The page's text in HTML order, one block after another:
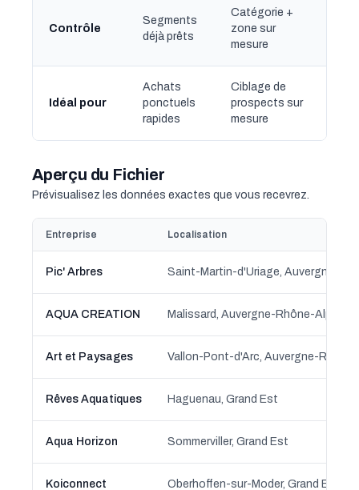
Contrôle
Segments
déjà prêts
Catégorie +
zone sur
mesure
Idéal pour
Achats
ponctuels
rapides
Ciblage de
prospects sur
mesure
Aperçu du Fichier
Prévisualisez les données exactes que vous recevrez.
Entreprise Localisation
Pic' Arbres
AQUA CREATION Malissard, Auvergne-Rhône-Alpes
Art et Paysages Vallon-Pont-d'Arc, Auvergne-
Rêves Aquatiques Haguenau, Grand Est
Aqua Horizon Sommerviller, Grand Est
Koiconnect Oberhoffen-sur-Moder, Grand Est